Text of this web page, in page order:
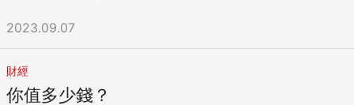
2023.09.07
財經
你值多少錢？